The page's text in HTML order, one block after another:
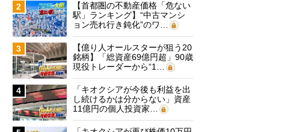
2
【首都圏の不動産価格「危ない
駅」ランキング】“中古マンシ
ョン売れ行き鈍化”のワ…
3
【億り人オールスターが狙う20
銘柄】「総資産69億円超」90歳
現役トレーダーから“1…
4
「キオクシアが今後も利益を出
し続けるかは分からない」資産
11億円の個人投資家…